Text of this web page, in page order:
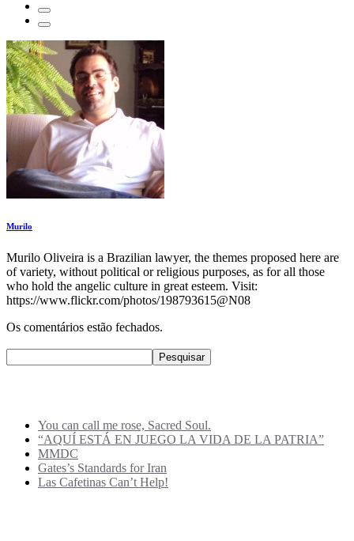
Murilo
Murilo Oliveira is a Brazilian lawyer, the themes proposed here are
of variety, without political or religious purposes, as for all those
who hold the angelic culture in great esteem. Visit:
https://www.flickr.com/photos/198793615@N08
Os comentários estão fechados.
Pesquisar
You can call me rose, Sacred Soul.
“AQUÍ ESTÁ EN JUEGO LA VIDA DE LA PATRIA”
MMDC
Gates’s Standards for Iran
Las Cafetinas Can’t Help!